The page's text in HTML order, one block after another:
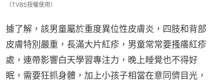
（TVBS授權使用）
據了解，該男童屬於重度異位性皮膚炎，四肢和背部
皮膚特別嚴重，長滿大片紅疹，男童常常要搔癢紅疹
處，連帶影響白天學習專注力，晚上睡覺也不得好
眠，需要狂抓身體，加上小孩子相當在意同儕目光，